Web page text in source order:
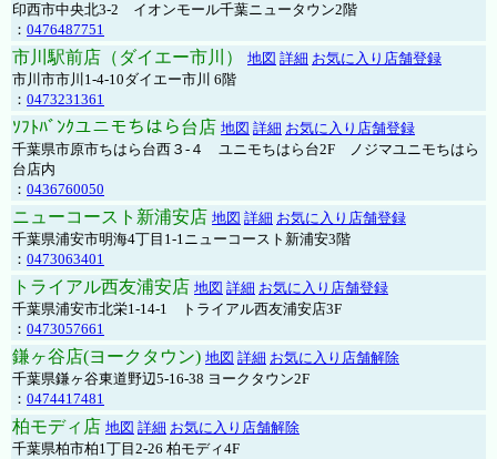
印西市中央北3-2 イオンモール千葉ニュータウン2階
： 0476487751
市川駅前店（ダイエー市川） 地図 詳細 お気に入り店舗登録
市川市市川1-4-10ダイエー市川 6階
： 0473231361
ｿﾌﾄﾊﾞﾝｸユニモちはら台店 地図 詳細 お気に入り店舗登録
千葉県市原市ちはら台西３-４ ユニモちはら台2F ノジマユニモちはら
台店内
： 0436760050
ニューコースト新浦安店 地図 詳細 お気に入り店舗登録
千葉県浦安市明海4丁目1-1ニューコースト新浦安3階
： 0473063401
トライアル西友浦安店 地図 詳細 お気に入り店舗登録
千葉県浦安市北栄1-14-1 トライアル西友浦安店3F
： 0473057661
鎌ヶ谷店(ヨークタウン) 地図 詳細 お気に入り店舗解除
千葉県鎌ヶ谷東道野辺5-16-38 ヨークタウン2F
： 0474417481
柏モディ店 地図 詳細 お気に入り店舗解除
千葉県柏市柏1丁目2-26 柏モディ4F